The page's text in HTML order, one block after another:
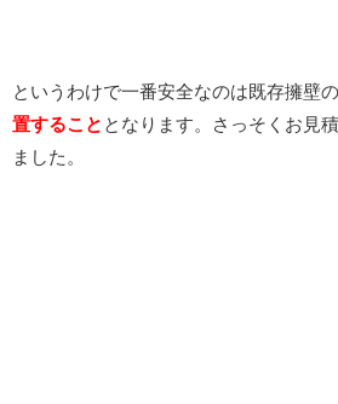
というわけで一番安全なのは既存擁壁の
置すること となります。さっそくお見
ました。